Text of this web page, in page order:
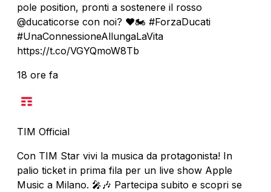
pole position, pronti a sostenere il rosso
@ducaticorse con noi? ❤️🏍️ #ForzaDucati
#UnaConnessioneAllungaLaVita
https://t.co/VGYQmoW8Tb
18 ore fa
TIM Official
Con TIM Star vivi la musica da protagonista! In
palio ticket in prima fila per un live show Apple
Music a Milano. 🎤🎶 Partecipa subito e scopri se